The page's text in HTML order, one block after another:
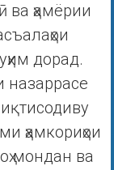
ва ҳамёрии
дорад.
назаррасе
ҳамкориҳои
мондан ва